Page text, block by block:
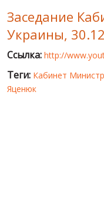
WINTER ON FIRE: UKRAINE'S
ХРОНОЛОГИЯ ЄВРОМАЙДАНА
Заседание
Украины,
Ссылка: http://
Теги: Кабинет
Яценюк